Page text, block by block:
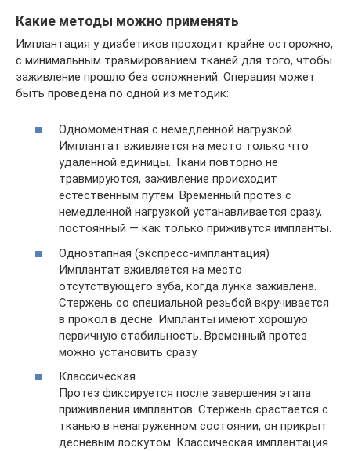
Какие методы можно применять
Имплантация у диабетиков проходит крайне осторожно,
с минимальным травмированием тканей для того, чтобы
заживление прошло без осложнений. Операция может
быть проведена по одной из методик:
Одномоментная с немедленной нагрузкой
Имплантат вживляется на место только что
удаленной единицы. Ткани повторно не
травмируются, заживление происходит
естественным путем. Временный протез с
немедленной нагрузкой устанавливается сразу,
постоянный — как только приживутся импланты.
Одноэтапная (экспресс-имплантация)
Имплантат вживляется на место
отсутствующего зуба, когда лунка заживлена.
Стержень со специальной резьбой вкручивается
в прокол в десне. Импланты имеют хорошую
первичную стабильность. Временный протез
можно установить сразу.
Классическая
Протез фиксируется после завершения этапа
приживления имплантов. Стержень срастается с
тканью в ненагруженном состоянии, он прикрыт
десневым лоскутом. Классическая имплантация